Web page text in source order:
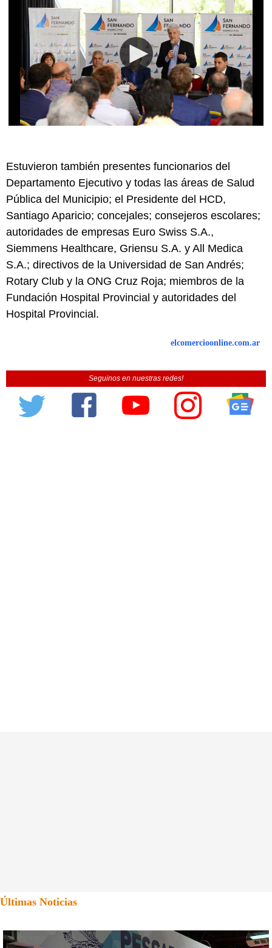
Estuvieron también presentes funcionarios del
Departamento Ejecutivo y todas las áreas de Salud
Pública del Municipio; el Presidente del HCD,
Santiago Aparicio; concejales; consejeros escolares;
autoridades de empresas Euro Swiss S.A.,
Siemmens Healthcare, Griensu S.A. y All Medica
S.A.; directivos de la Universidad de San Andrés;
Rotary Club y la ONG Cruz Roja; miembros de la
Fundación Hospital Provincial y autoridades del
Hospital Provincial.
elcomercioonline.com.ar
Seguinos en nuestras redes!
Últimas Noticias